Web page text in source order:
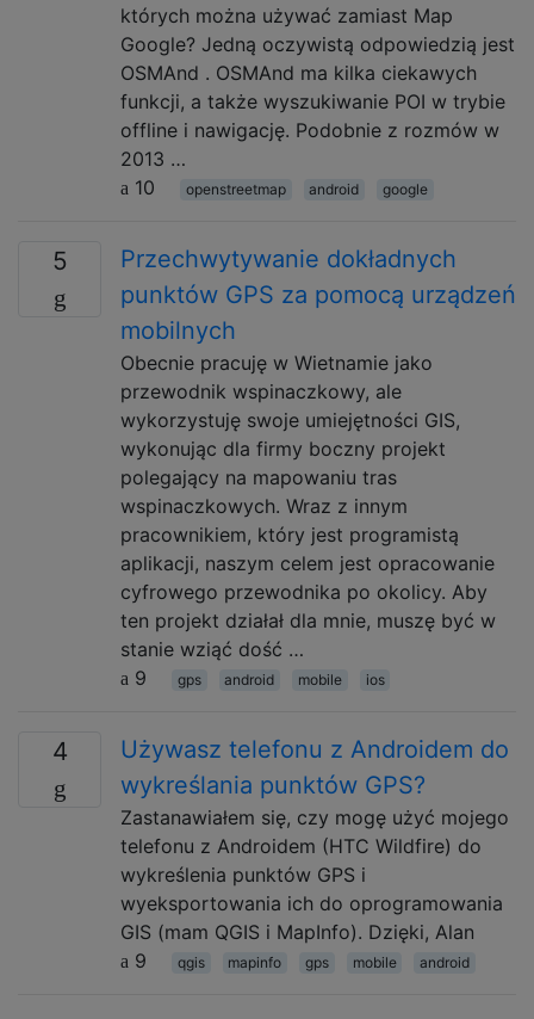
których można używać zamiast Map
Google? Jedną oczywistą odpowiedzią jest
OSMAnd . OSMAnd ma kilka ciekawych
funkcji, a także wyszukiwanie POI w trybie
offline i nawigację. Podobnie z rozmów w
2013 …
10
openstreetmap android google
5
Przechwytywanie dokładnych
punktów GPS za pomocą urządzeń
mobilnych
Obecnie pracuję w Wietnamie jako
przewodnik wspinaczkowy, ale
wykorzystuję swoje umiejętności GIS,
wykonując dla firmy boczny projekt
polegający na mapowaniu tras
wspinaczkowych. Wraz z innym
pracownikiem, który jest programistą
aplikacji, naszym celem jest opracowanie
cyfrowego przewodnika po okolicy. Aby
ten projekt działał dla mnie, muszę być w
stanie wziąć dość …
9
gps android mobile ios
4
Używasz telefonu z Androidem do
wykreślania punktów GPS?
Zastanawiałem się, czy mogę użyć mojego
telefonu z Androidem (HTC Wildfire) do
wykreślenia punktów GPS i
wyeksportowania ich do oprogramowania
GIS (mam QGIS i MapInfo). Dzięki, Alan
9
qgis mapinfo gps mobile android